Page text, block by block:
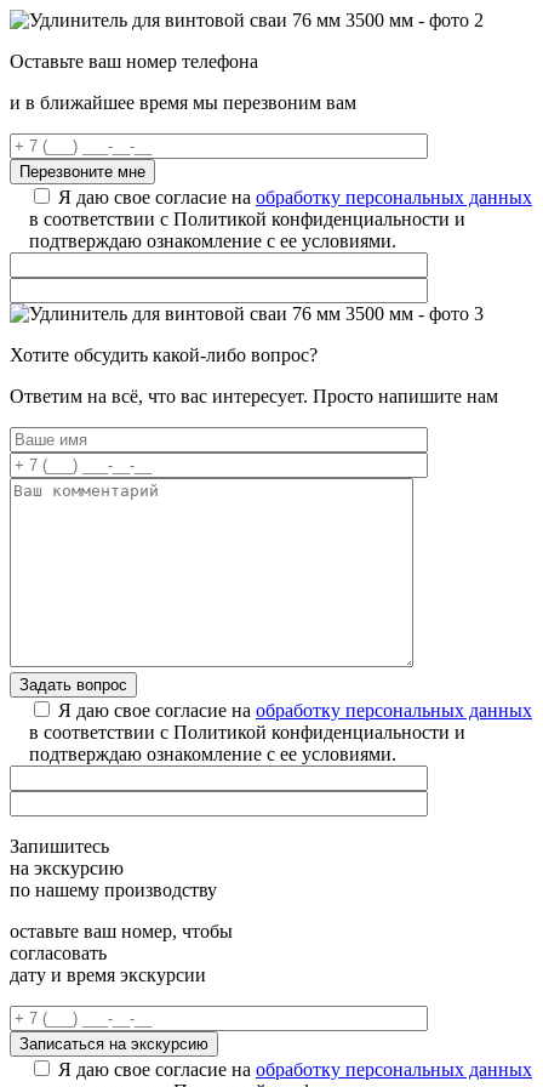
Оставьте ваш номер телефона
и в ближайшее время мы перезвоним вам
Я даю свое согласие на обработку персональных данных
в соответствии с Политикой конфиденциальности и
подтверждаю ознакомление с ее условиями.
Хотите обсудить какой-либо вопрос?
Ответим на всё, что вас интересует. Просто напишите нам
Я даю свое согласие на обработку персональных данных
в соответствии с Политикой конфиденциальности и
подтверждаю ознакомление с ее условиями.
Запишитесь
на экскурсию
по нашему производству
оставьте ваш номер, чтобы
согласовать
дату и время экскурсии
Я даю свое согласие на обработку персональных данных